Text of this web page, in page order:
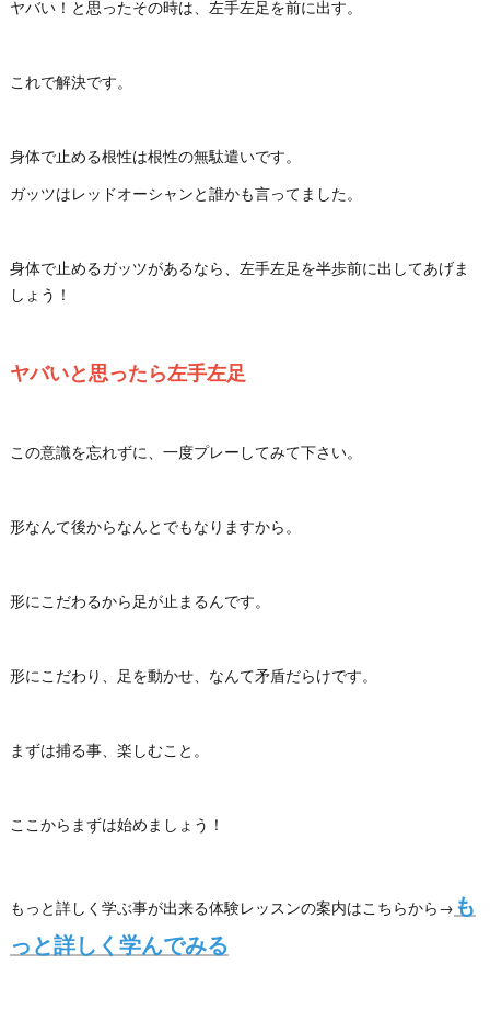
ヤバい！と思ったその時は、左手左足を前に出す。
これで解決です。
身体で止める根性は根性の無駄遣いです。
ガッツはレッドオーシャンと誰かも言ってました。
身体で止めるガッツがあるなら、左手左足を半歩前に出してあげま
しょう！
ヤバいと思ったら左手左足
この意識を忘れずに、一度プレーしてみて下さい。
形なんて後からなんとでもなりますから。
形にこだわるから足が止まるんです。
形にこだわり、足を動かせ、なんて矛盾だらけです。
まずは捕る事、楽しむこと。
ここからまずは始めましょう！
もっと詳しく学ぶ事が出来る体験レッスンの案内はこちらから→も
っと詳しく学んでみる